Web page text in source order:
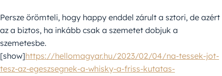
Persze örömteli, hogy happy enddel zárult a sztori, de azért
az a biztos, ha inkább csak a szemetet dobjuk a
szemetesbe.
[show]https://hellomagyar.hu/2023/02/04/na-tessek-jot-
tesz-az-egeszsegnek-a-whisky-a-friss-kutatas-